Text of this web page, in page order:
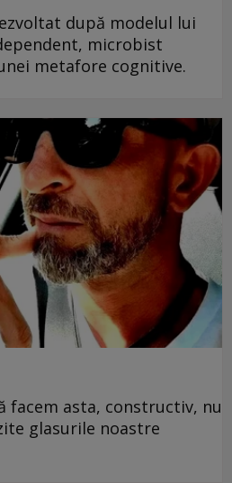
după modelul lui
microbist
metafore cognitive.
facem asta, constructiv, nu
glasurile noastre